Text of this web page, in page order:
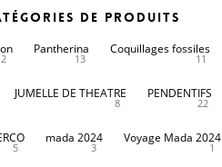
de produits
2
Pantherina
13
Coquillages fossiles
11
JUMELLE DE THEATRE
8
PENDENTIFS
22
5
mada 2024
3
Voyage Mada 2024
1